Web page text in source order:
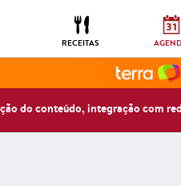
do conteúdo, integração com
RECEITAS